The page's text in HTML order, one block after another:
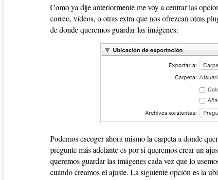
Como ya dije anteriormente me voy a centrar las
correo, vídeos, o otras extra que nos ofrezcan otras
de donde queremos guardar las imágenes:
Podemos escoger ahora mismo la carpeta a donde
pregunte más adelante es por si queremos crear un
queremos guardar las imágenes cada vez que lo
cuando creamos el ajuste. La siguiente opción es la